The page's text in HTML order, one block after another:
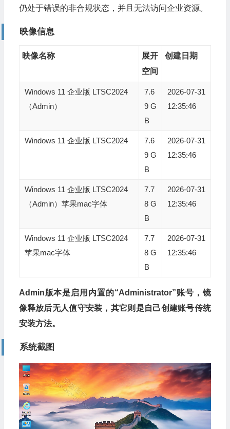
仍处于错误的非合规状态，并且无法访问企业资源。
映像信息
映像名称
展开
空间
创建日期
Windows 11 企业版 LTSC2024
（Admin）
7.6
9 G
B
2026-07-31
12:35:46
Windows 11 企业版 LTSC2024
7.6
9 G
B
2026-07-31
12:35:46
Windows 11 企业版 LTSC2024
（Admin）苹果mac字体
7.7
8 G
B
2026-07-31
12:35:46
Windows 11 企业版 LTSC2024
苹果mac字体
7.7
8 G
B
2026-07-31
12:35:46
Admin版本是启用内置的“Administrator”账号，镜
像释放后无人值守安装，其它则是自己创建账号传统
安装方法。
系统截图